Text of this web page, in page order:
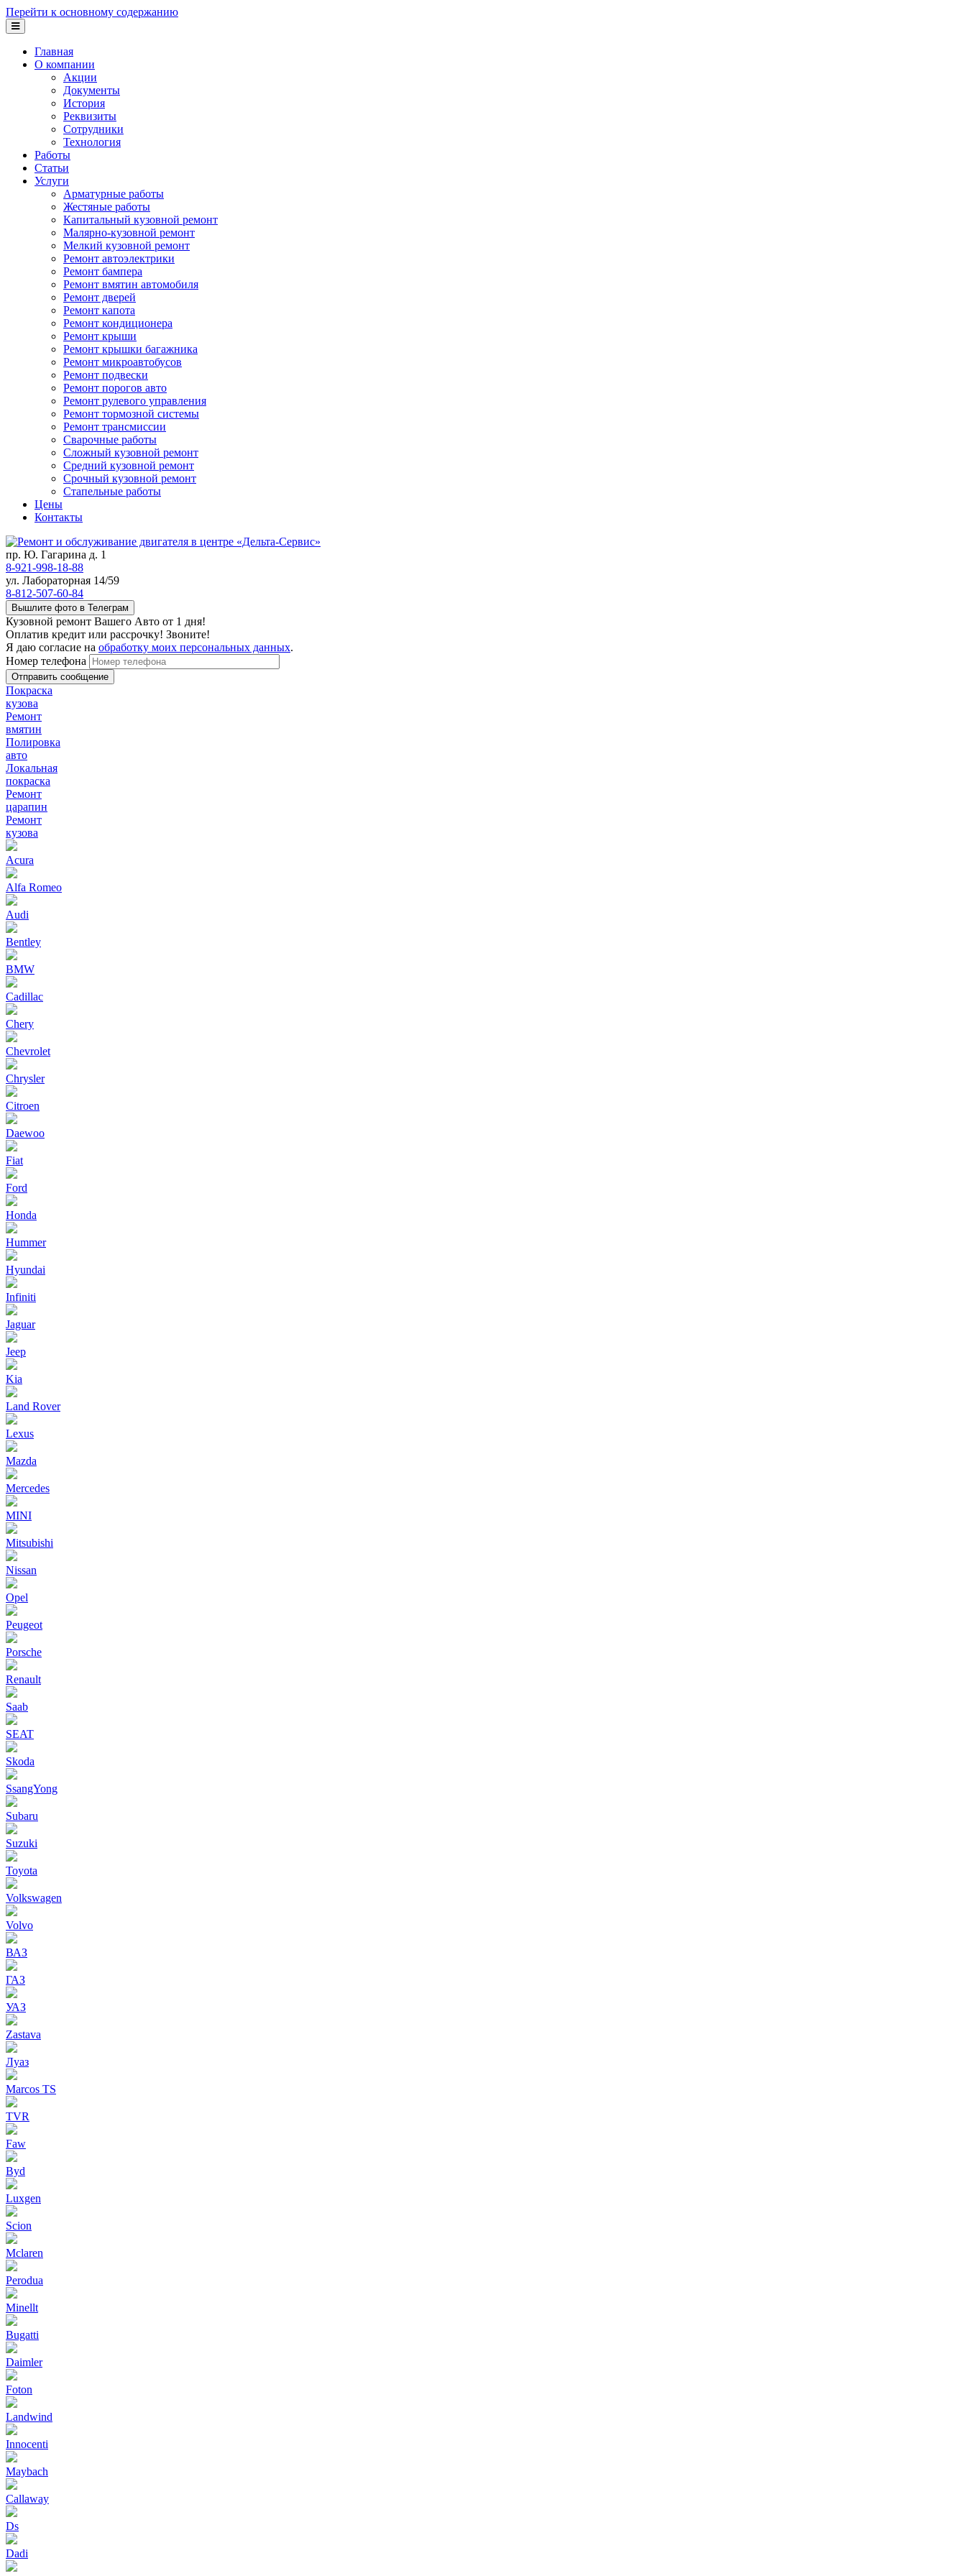
Перейти к основному содержанию
Главная
О компании
Акции
Документы
История
Реквизиты
Сотрудники
Технология
Работы
Статьи
Услуги
Арматурные работы
Жестяные работы
Капитальный кузовной ремонт
Малярно-кузовной ремонт
Мелкий кузовной ремонт
Ремонт автоэлектрики
Ремонт бампера
Ремонт вмятин автомобиля
Ремонт дверей
Ремонт капота
Ремонт кондиционера
Ремонт крыши
Ремонт крышки багажника
Ремонт микроавтобусов
Ремонт подвески
Ремонт порогов авто
Ремонт рулевого управления
Ремонт тормозной системы
Ремонт трансмиссии
Сварочные работы
Сложный кузовной ремонт
Средний кузовной ремонт
Срочный кузовной ремонт
Стапельные работы
Цены
Контакты
пр. Ю. Гагарина д. 1
8-921-998-18-88
ул. Лабораторная 14/59
8-812-507-60-84
Вышлите фото в Телеграм
Кузовной ремонт Вашего Авто от 1 дня!
Оплатив кредит или рассрочку! Звоните!
Я даю согласие на обработку моих персональных данных.
Номер телефона
Покраска
кузова
Ремонт
вмятин
Полировка
авто
Локальная
покраска
Ремонт
царапин
Ремонт
кузова
Acura
Alfa Romeo
Audi
Bentley
BMW
Cadillac
Chery
Chevrolet
Chrysler
Citroen
Daewoo
Fiat
Ford
Honda
Hummer
Hyundai
Infiniti
Jaguar
Jeep
Kia
Land Rover
Lexus
Mazda
Mercedes
MINI
Mitsubishi
Nissan
Opel
Peugeot
Porsche
Renault
Saab
SEAT
Skoda
SsangYong
Subaru
Suzuki
Toyota
Volkswagen
Volvo
ВАЗ
ГАЗ
УАЗ
Zastava
Луаз
Marcos TS
TVR
Faw
Byd
Luxgen
Scion
Mclaren
Perodua
Minellt
Bugatti
Daimler
Foton
Landwind
Innocenti
Maybach
Callaway
Ds
Dadi